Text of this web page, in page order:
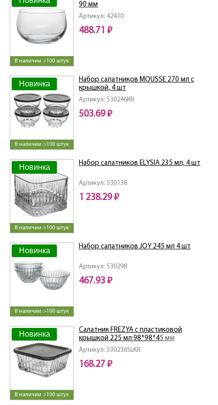
В наличии >100 штук
Артикул: 42410
90 мм
488.71 ₽
Новинка
В наличии >100 штук
Артикул: 530246KR
Набор салатников MOUSSE 270 мл с
крышкой, 4 шт
503.69 ₽
Новинка
В наличии >100 штук
Артикул: 530138
Набор салатников ELYSIA 235 мл, 4 шт
1 238.29 ₽
Новинка
В наличии >100 штук
Артикул: 530298
Набор салатников JOY 245 мл 4 шт
467.93 ₽
Новинка
В наличии >100 штук
Артикул: 530236SLKR
Салатник FREZYA с пластиковой
крышкой 225 мл 98*98*45 мм
168.27 ₽